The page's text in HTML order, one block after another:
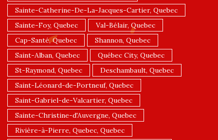
Sainte-Catherine-De-La-Jacques-Cartier, Quebec
Sainte-Foy, Quebec
Val-Bélair, Quebec
Cap-Santé, Quebec
Shannon, Quebec
Saint-Alban, Quebec
Québec City, Quebec
St-Raymond, Quebec
Deschambault, Quebec
Saint-Léonard-de-Portneuf, Quebec
Saint-Gabriel-de-Valcartier, Quebec
Sainte-Christine-d'Auvergne, Quebec
Rivière-à-Pierre, Quebec, Quebec